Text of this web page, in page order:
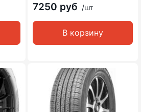
7250 руб /шт
В корзину